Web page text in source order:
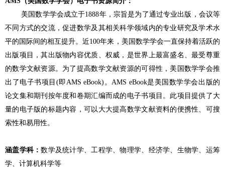
美国数学学会成立于1888年，宗旨是为了通过专业出版，会议等
不同方式的交流，促进数学及其相关科学领域内的专业研究及学术水
平的国际间的相互提升。近100年来，美国数学学会一直保持着活跃的
出版项目，其出版物内容优质、权威，是世界上最富盛名、最受尊重
的数学文献资源。为了提高数学文献资源的可得性，美国数学学会推
出了电子书项目 (即AMS eBook) 。AMS eBook是美国数学学会出版的
论文集和期刊按年度和卷期汇编而成的电子书项目。此项目提供了大
量的电子版的标题内容，可以大大提高数学文献资料的便携性、可搜
索性和易用性。
涵盖学科：数学及统计学、工程学、物理学、经济学、生物学、运筹
学、计算机科学等